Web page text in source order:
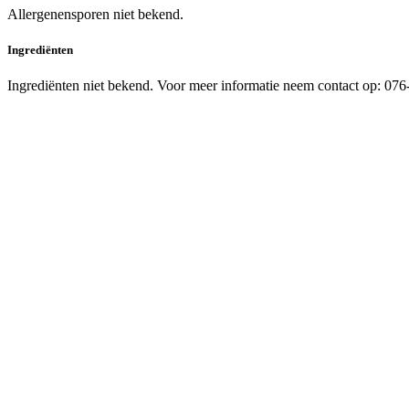
Allergenensporen niet bekend.
Ingrediënten
Ingrediënten niet bekend. Voor meer informatie neem contact op: